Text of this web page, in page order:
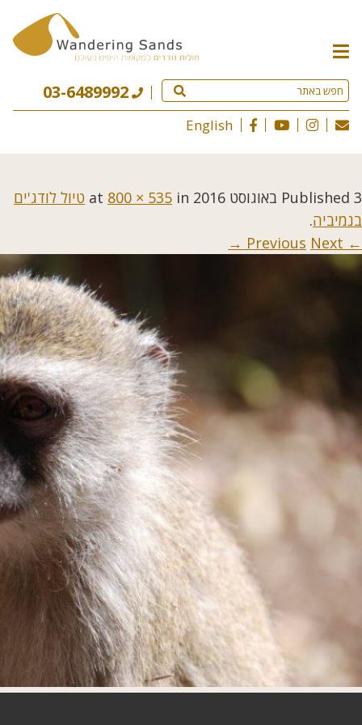
תפריט
האתר
03-6489992
English
Published 3 באוגוסט 2016 800 × 535 in
טיול לודג'ים
בנמיביה.
← Previous
Next →